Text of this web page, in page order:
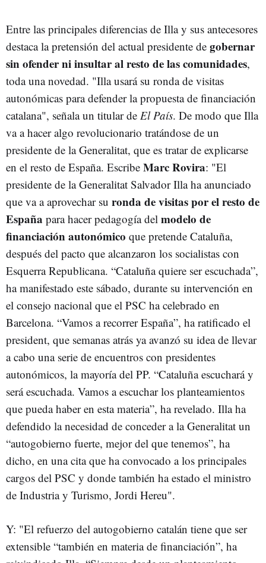
Entre las principales diferencias de Illa y sus antecesores
destaca la pretensión del actual presidente de gobernar
sin ofender ni insultar al resto de las comunidades,
toda una novedad. "Illa usará su ronda de visitas
autonómicas para defender la propuesta de financiación
catalana", señala un titular de El País. De modo que Illa
va a hacer algo revolucionario tratándose de un
presidente de la Generalitat, que es tratar de explicarse
en el resto de España. Escribe Marc Rovira: "El
presidente de la Generalitat Salvador Illa ha anunciado
que va a aprovechar su ronda de visitas por el resto de
España para hacer pedagogía del modelo de
financiación autonómico que pretende Cataluña,
después del pacto que alcanzaron los socialistas con
Esquerra Republicana. “Cataluña quiere ser escuchada”,
ha manifestado este sábado, durante su intervención en
el consejo nacional que el PSC ha celebrado en
Barcelona. “Vamos a recorrer España”, ha ratificado el
president, que semanas atrás ya avanzó su idea de llevar
a cabo una serie de encuentros con presidentes
autonómicos, la mayoría del PP. “Cataluña escuchará y
será escuchada. Vamos a escuchar los planteamientos
que pueda haber en esta materia”, ha revelado. Illa ha
defendido la necesidad de conceder a la Generalitat un
“autogobierno fuerte, mejor del que tenemos”, ha
dicho, en una cita que ha convocado a los principales
cargos del PSC y donde también ha estado el ministro
de Industria y Turismo, Jordi Hereu".
Y: "El refuerzo del autogobierno catalán tiene que ser
extensible “también en materia de financiación”, ha